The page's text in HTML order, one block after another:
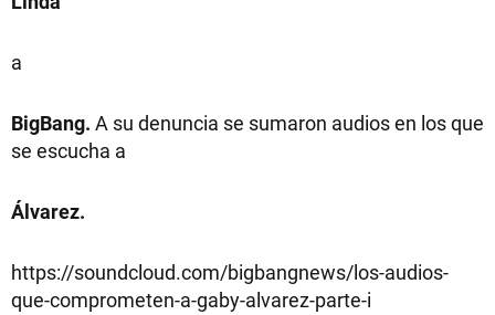
a
BigBang. A su denuncia se sumaron audios en los que
se escucha a
Álvarez.
https://soundcloud.com/bigbangnews/los-audios-
que-comprometen-a-gaby-alvarez-parte-i